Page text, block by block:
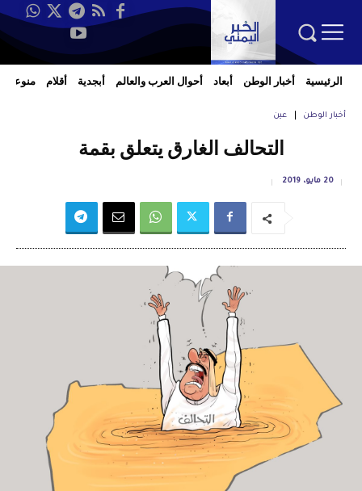
الرئيسية أخبار الوطن أبعاد أحوال العرب والعالم أبجدية أقلام منوعات
أخبار الوطن عين
التحالف الغارق يتعلق بقمة
20 مايو، 2019